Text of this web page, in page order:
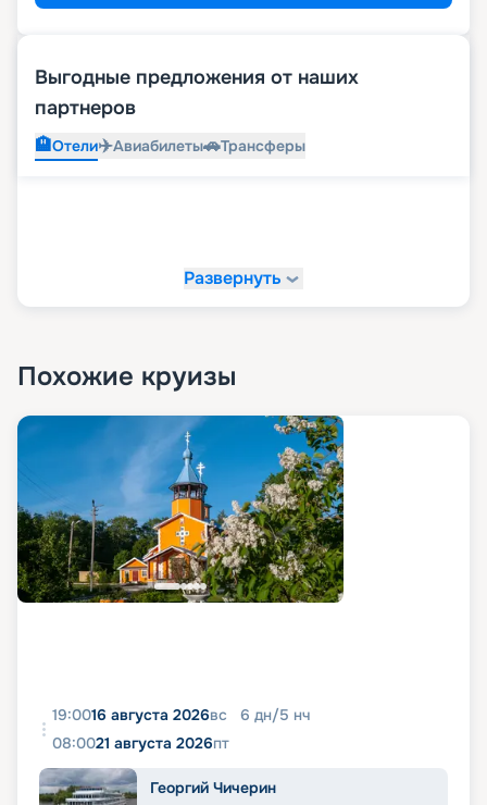
Выгодные предложения от наших
партнеров
🏨Отели✈️Авиабилеты🚗Трансферы
Развернуть
Похожие круизы
19:0016 августа 2026вс 6 дн/5 нч
08:0021 августа 2026пт
Георгий Чичерин